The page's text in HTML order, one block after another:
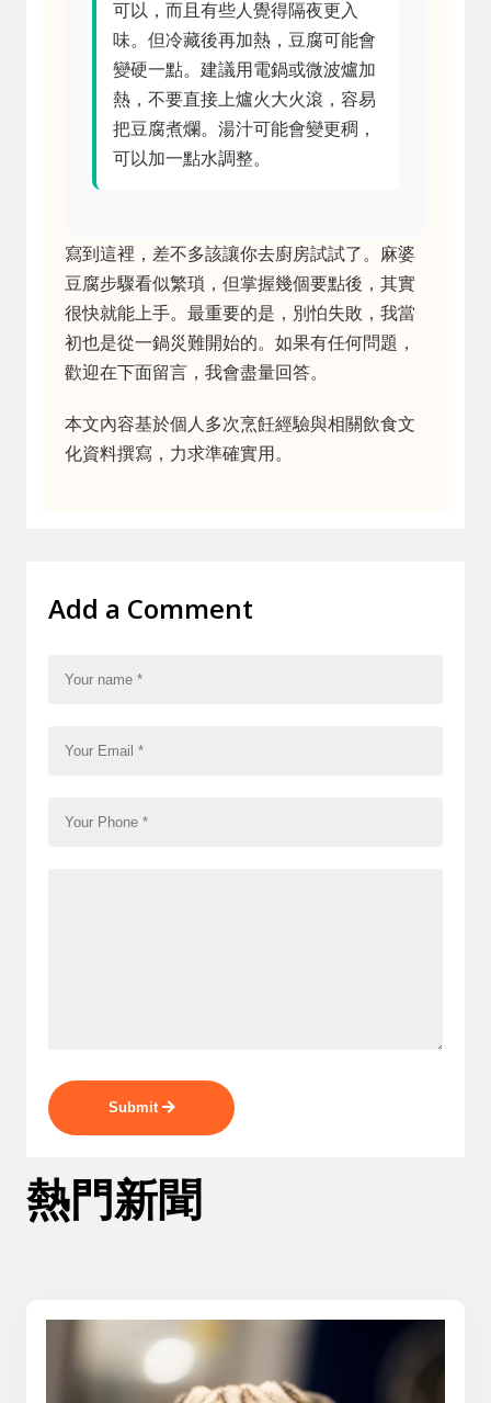
可以，而且有些人覺得隔夜更入
味。但冷藏後再加熱，豆腐可能會
變硬一點。建議用電鍋或微波爐加
熱，不要直接上爐火大火滾，容易
把豆腐煮爛。湯汁可能會變更稠，
可以加一點水調整。
寫到這裡，差不多該讓你去廚房試試了。麻婆
豆腐步驟看似繁瑣，但掌握幾個要點後，其實
很快就能上手。最重要的是，別怕失敗，我當
初也是從一鍋災難開始的。如果有任何問題，
歡迎在下面留言，我會盡量回答。
本文內容基於個人多次烹飪經驗與相關飲食文
化資料撰寫，力求準確實用。
Add a Comment
Submit
熱門新聞